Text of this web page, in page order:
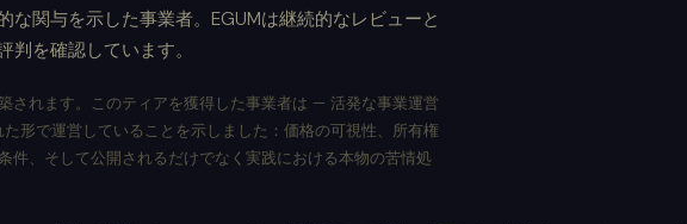
な関与を示した事業者。EGUMは継続的なレビューと
を確認しています。
されます。このティアを獲得した事業者は — 活発な事業運営
形で運営していることを示しました：価格の可視性、所有権
件、そして公開されるだけでなく実践における本物の苦情処